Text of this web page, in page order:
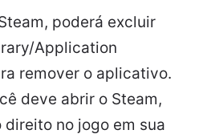
poderá excluir
Application
remover o aplicativo.
deve abrir o Steam,
no jogo em sua